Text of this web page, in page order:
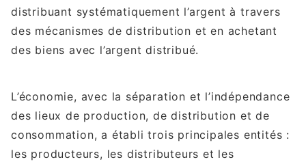
distribuant systématiquement l’argent à travers
des mécanismes de distribution et en achetant
des biens avec l’argent distribué.
L’économie, avec la séparation et l’indépendance
des lieux de production, de distribution et de
consommation, a établi trois principales entités :
les producteurs, les distributeurs et les